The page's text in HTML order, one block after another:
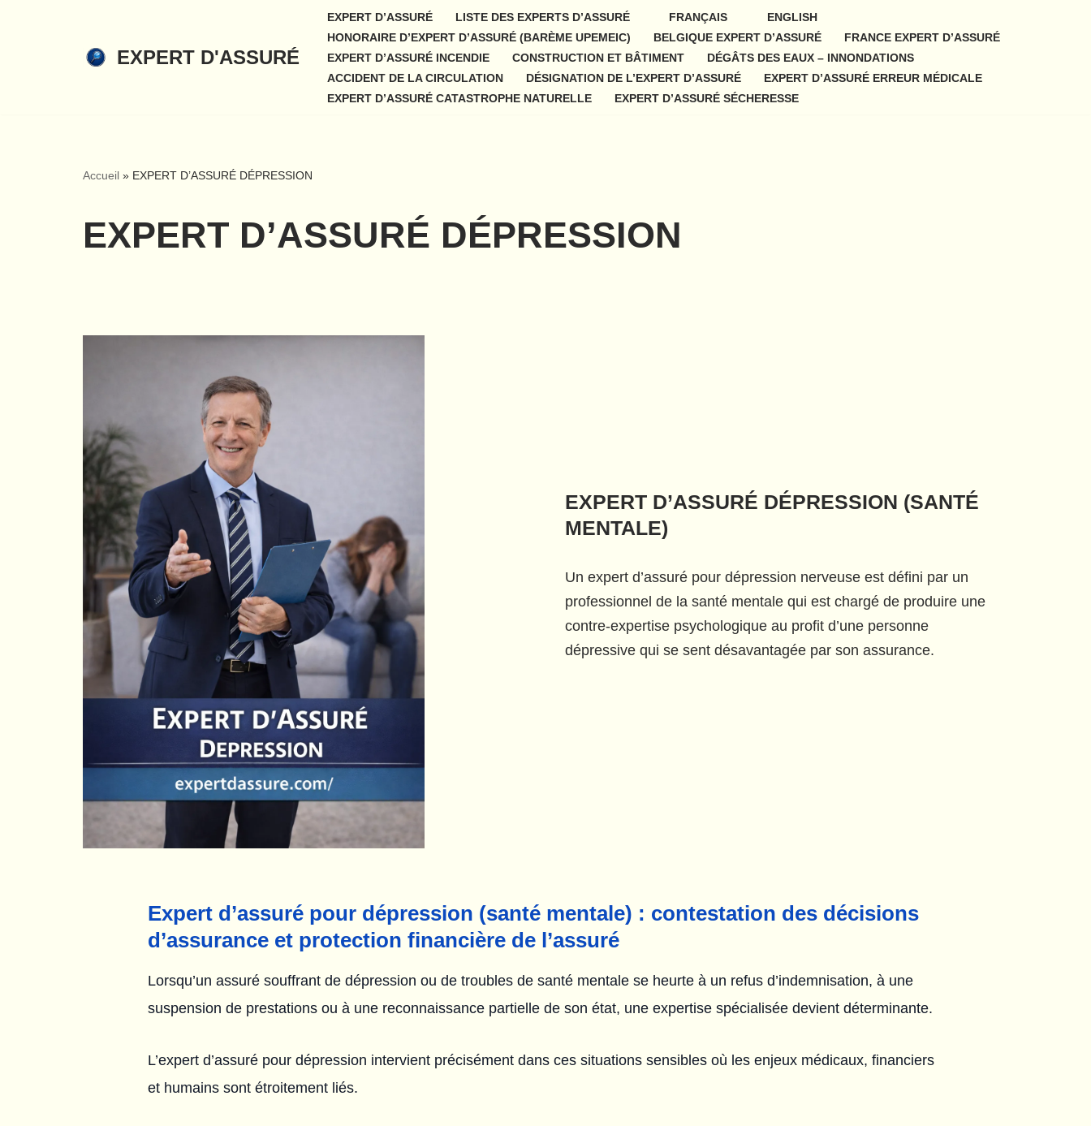
EXPERT D'ASSURÉ
EXPERT D’ASSURÉ LISTE DES EXPERTS D’ASSURÉ FRANÇAIS
ENGLISH
HONORAIRE D’EXPERT D’ASSURÉ (BARÈME UPEMEIC)
BELGIQUE EXPERT D’ASSURÉ
FRANCE EXPERT D’ASSURÉ
EXPERT D’ASSURÉ INCENDIE
CONSTRUCTION ET BÂTIMENT
DÉGÂTS DES EAUX – INNONDATIONS
ACCIDENT DE LA CIRCULATION
DÉSIGNATION DE L’EXPERT D’ASSURÉ
EXPERT D’ASSURÉ ERREUR MÉDICALE
EXPERT D’ASSURÉ CATASTROPHE NATURELLE
EXPERT D’ASSURÉ SÉCHERESSE
Accueil » EXPERT D’ASSURÉ DÉPRESSION
EXPERT D’ASSURÉ DÉPRESSION
EXPERT D’ASSURÉ DÉPRESSION (SANTÉ
MENTALE)
Un expert d’assuré pour dépression nerveuse est défini par un
professionnel de la santé mentale qui est chargé de produire une
contre-expertise psychologique au profit d’une personne
dépressive qui se sent désavantagée par son assurance.
Expert d’assuré pour dépression (santé mentale) : contestation des décisions
d’assurance et protection financière de l’assuré
Lorsqu’un assuré souffrant de dépression ou de troubles de santé mentale se heurte à un refus d’indemnisation, à une
suspension de prestations ou à une reconnaissance partielle de son état, une expertise spécialisée devient déterminante.
L’expert d’assuré pour dépression intervient précisément dans ces situations sensibles où les enjeux médicaux, financiers
et humains sont étroitement liés.